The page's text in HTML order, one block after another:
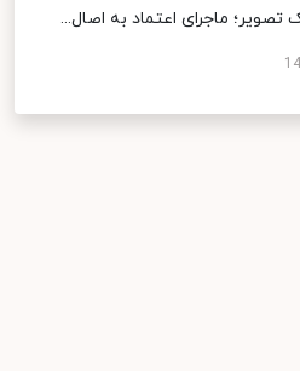
تصویر؛ ماجرای اعتماد به اصال...